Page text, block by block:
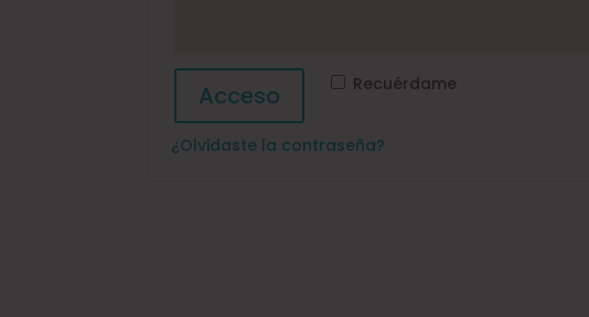
Recuérdame
Acceso
¿Olvidaste la contraseña?